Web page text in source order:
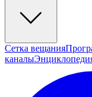
Сетка вещания
каналы